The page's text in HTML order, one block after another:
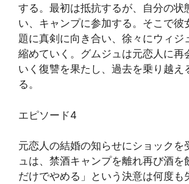
する。最初は抵抗するが、自分の状
い、キャンプに参加する。そこで彼
題に真剣に向き合い、徐々にウィジ
縮めていく。グムジュは元恋人に再
いく復讐を果たし、過去を乗り越え
る。
エピソード4
元恋人の結婚の知らせにショックを
ュは、禁酒キャンプを離れ再び酒を
だけでやめる」という決意は何度も